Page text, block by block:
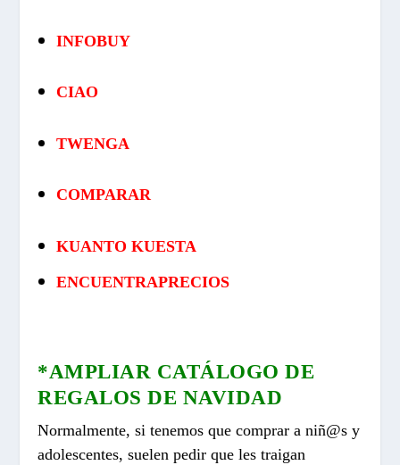
INFOBUY
CIAO
TWENGA
COMPARAR
KUANTO KUESTA
ENCUENTRAPRECIOS
*AMPLIAR CATÁLOGO DE
REGALOS DE NAVIDAD
Normalmente, si tenemos que comprar a niñ@s y
adolescentes, suelen pedir que les traigan